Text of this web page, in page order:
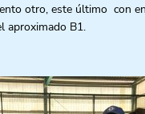
otro, este último con
aproximado B1.